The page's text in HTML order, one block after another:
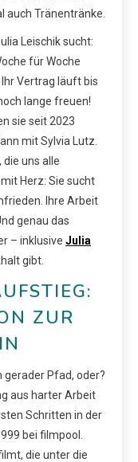
auch Tränentränke.
Leischik sucht:
für Woche
Vertrag läuft bis
lange freuen!
sie seit 2023
mit Sylvia Lutz.
die uns alle
Herz: Sie sucht
Ihre Arbeit
genau das
– inklusive Julia
gibt.
ZUR
gerader Pfad, oder?
aus harter Arbeit
Schritten in der
bei filmpool.
die unter die